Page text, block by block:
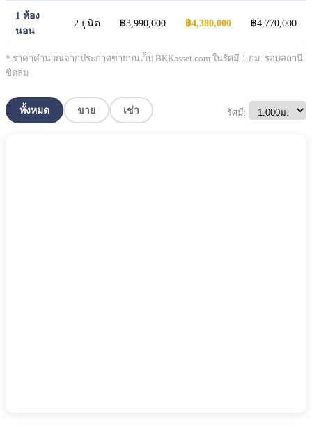
1 ห้อง
นอน
2 ยูนิต ฿3,990,000 ฿4,380,000 ฿4,770,000
* ราคาคำนวณจากประกาศขายบนเว็บ BKKasset.com ในรัศมี 1 กม. รอบสถานี
ชิดลม
ทั้งหมด ขาย เช่า รัศมี: